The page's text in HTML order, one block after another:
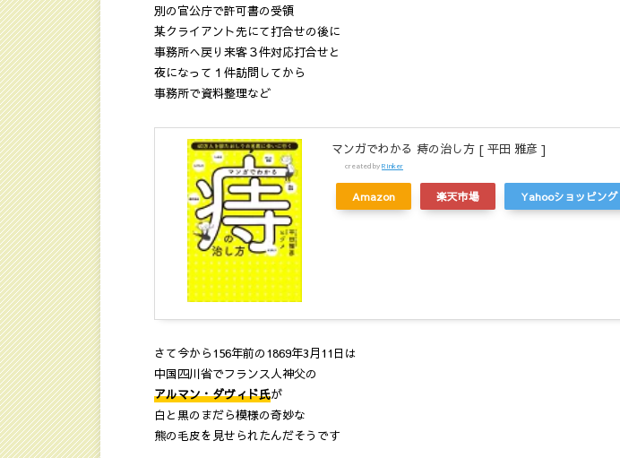
別の官公庁で許可書の受領
某クライアント先にて打合せの後に
事務所へ戻り来客３件対応打合せと
夜になって１件訪問してから
事務所で資料整理など
マンガでわかる 痔の治し方 [ 平田 雅彦 ]
created byRinker
Amazon 楽天市場 Yahooショッピング
さて今から156年前の1869年3月11日は
中国四川省でフランス人神父の
アルマン・ダヴィド氏が
白と黒のまだら模様の奇妙な
熊の毛皮を見せられたんだそうです